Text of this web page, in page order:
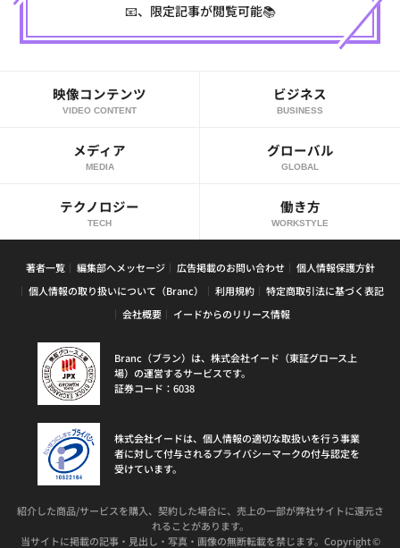
📧、限定記事が閲覧可能📚
映像コンテンツ
VIDEO CONTENT
ビジネス
BUSINESS
メディア
MEDIA
グローバル
GLOBAL
テクノロジー
TECH
働き方
WORKSTYLE
著者一覧 編集部へメッセージ 広告掲載のお問い合わせ
個人情報保護方針
個人情報の取り扱いについて（Branc）
利用規約
特定商取引法に基づく表記
会社概要
イードからのリリース情報
Branc（ブラン）は、株式会社イード（東証グロース上
場）の運営するサービスです。
証券コード：6038
株式会社イードは、個人情報の適切な取扱いを行う事業
者に対して付与されるプライバシーマークの付与認定を
受けています。
紹介した商品/サービスを購入、契約した場合に、売上の一部が弊社サイトに還元さ
れることがあります。
当サイトに掲載の記事・見出し・写真・画像の無断転載を禁じます。Copyright ©